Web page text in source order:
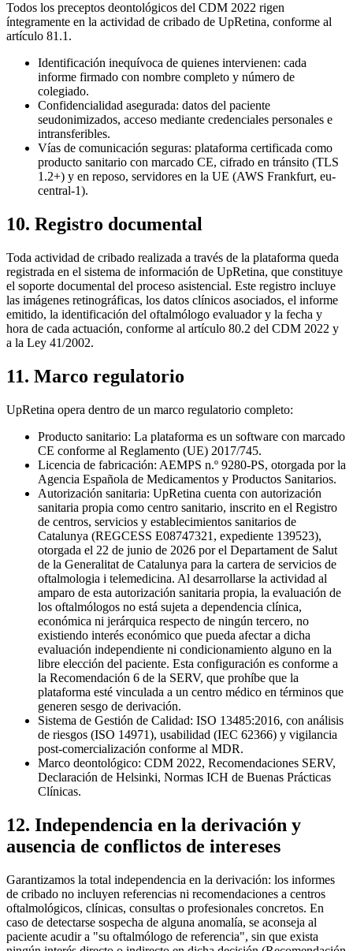
Todos los preceptos deontológicos del CDM 2022 rigen
íntegramente en la actividad de cribado de UpRetina, conforme al
artículo 81.1.
Identificación inequívoca de quienes intervienen: cada
informe firmado con nombre completo y número de
colegiado.
Confidencialidad asegurada: datos del paciente
seudonimizados, acceso mediante credenciales personales e
intransferibles.
Vías de comunicación seguras: plataforma certificada como
producto sanitario con marcado CE, cifrado en tránsito (TLS
1.2+) y en reposo, servidores en la UE (AWS Frankfurt, eu-
central-1).
10. Registro documental
Toda actividad de cribado realizada a través de la plataforma queda
registrada en el sistema de información de UpRetina, que constituye
el soporte documental del proceso asistencial. Este registro incluye
las imágenes retinográficas, los datos clínicos asociados, el informe
emitido, la identificación del oftalmólogo evaluador y la fecha y
hora de cada actuación, conforme al artículo 80.2 del CDM 2022 y
a la Ley 41/2002.
11. Marco regulatorio
UpRetina opera dentro de un marco regulatorio completo:
Producto sanitario: La plataforma es un software con marcado
CE conforme al Reglamento (UE) 2017/745.
Licencia de fabricación: AEMPS n.º 9280-PS, otorgada por la
Agencia Española de Medicamentos y Productos Sanitarios.
Autorización sanitaria: UpRetina cuenta con autorización
sanitaria propia como centro sanitario, inscrito en el Registro
de centros, servicios y establecimientos sanitarios de
Catalunya (REGCESS E08747321, expediente 139523),
otorgada el 22 de junio de 2026 por el Departament de Salut
de la Generalitat de Catalunya para la cartera de servicios de
oftalmologia i telemedicina. Al desarrollarse la actividad al
amparo de esta autorización sanitaria propia, la evaluación de
los oftalmólogos no está sujeta a dependencia clínica,
económica ni jerárquica respecto de ningún tercero, no
existiendo interés económico que pueda afectar a dicha
evaluación independiente ni condicionamiento alguno en la
libre elección del paciente. Esta configuración es conforme a
la Recomendación 6 de la SERV, que prohíbe que la
plataforma esté vinculada a un centro médico en términos que
generen sesgo de derivación.
Sistema de Gestión de Calidad: ISO 13485:2016, con análisis
de riesgos (ISO 14971), usabilidad (IEC 62366) y vigilancia
post-comercialización conforme al MDR.
Marco deontológico: CDM 2022, Recomendaciones SERV,
Declaración de Helsinki, Normas ICH de Buenas Prácticas
Clínicas.
12. Independencia en la derivación y
ausencia de conflictos de intereses
Garantizamos la total independencia en la derivación: los informes
de cribado no incluyen referencias ni recomendaciones a centros
oftalmológicos, clínicas, consultas o profesionales concretos. En
caso de detectarse sospecha de alguna anomalía, se aconseja al
paciente acudir a "su oftalmólogo de referencia", sin que exista